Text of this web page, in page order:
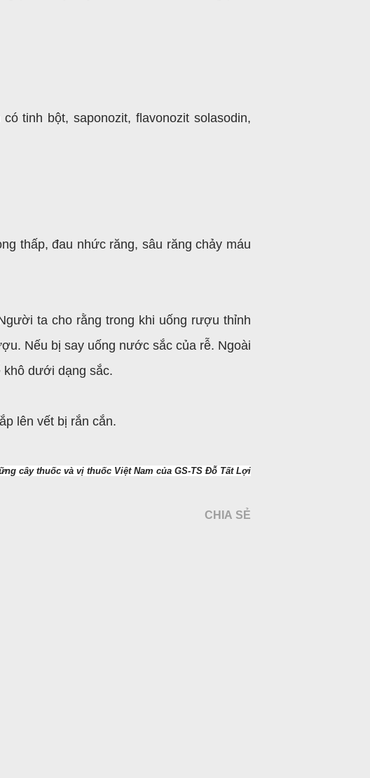
có tinh bột, saponozit, flavonozit solasodin,
thấp, đau nhức răng, sâu răng chảy máu
ta cho rằng trong khi uống rượu thỉnh
Nếu bị say uống nước sắc của rễ. Ngoài
khô dưới dạng sắc.
lên vết bị rắn cắn.
cây thuốc và vị thuốc Việt Nam của GS-TS Đỗ Tất Lợi
CHIA SẺ